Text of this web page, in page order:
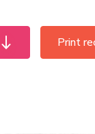
Print